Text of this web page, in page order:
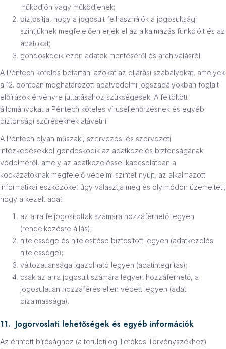
működjön vagy működjenek;
biztosítja, hogy a jogosult felhasználók a jogosultsági
szintjüknek megfelelően érjék el az alkalmazás funkcióit és az
adatokat;
gondoskodik ezen adatok mentéséről és archiválásról.
A Péntech köteles betartani azokat az eljárási szabályokat, amelyek
a 12. pontban meghatározott adatvédelmi jogszabályokban foglalt
előírások érvényre juttatásához szükségesek. A feltöltött
állományokat a Péntech köteles vírusellenőrzésnek és egyéb
biztonsági szűréseknek alávetni.
A Péntech olyan műszaki, szervezési és szervezeti
intézkedésekkel gondoskodik az adatkezelés biztonságának
védelméről, amely az adatkezeléssel kapcsolatban a
kockázatoknak megfelelő védelmi szintet nyújt, az alkalmazott
informatikai eszközöket úgy választja meg és oly módon üzemelteti,
hogy a kezelt adat:
az arra feljogosítottak számára hozzáférhető legyen
(rendelkezésre állás);
hitelessége és hitelesítése biztosított legyen (adatkezelés
hitelessége);
változatlansága igazolható legyen (adatintegritás);
csak az arra jogosult számára legyen hozzáférhető, a
jogosulatlan hozzáférés ellen védett legyen (adat
bizalmassága).
11. Jogorvoslati lehetőségek és egyéb információk
Az érintett bírósághoz (a területileg illetékes Törvényszékhez)